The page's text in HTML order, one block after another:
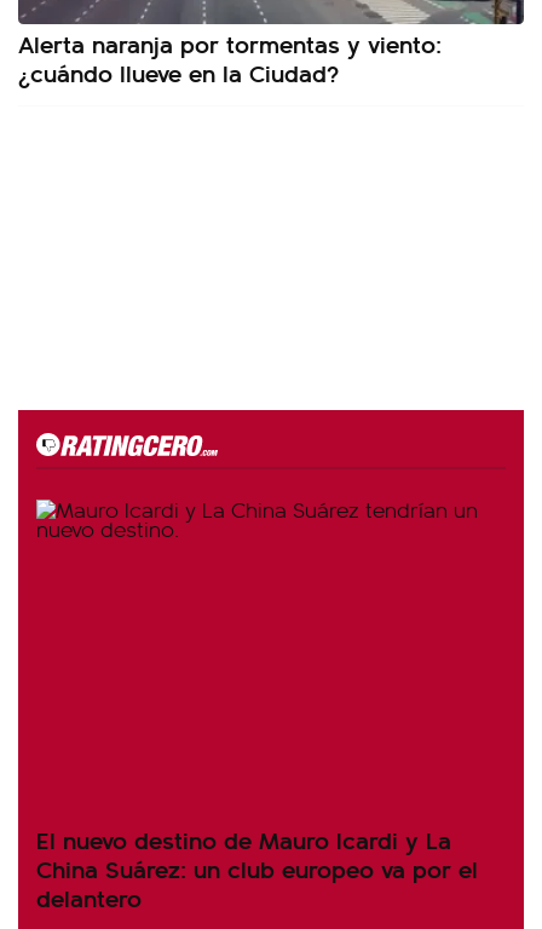
Alerta naranja por tormentas y viento:
¿cuándo llueve en la Ciudad?
El nuevo destino de Mauro Icardi y La
China Suárez: un club europeo va por el
delantero